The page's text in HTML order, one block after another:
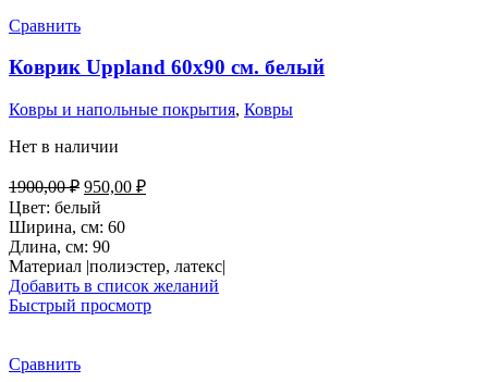
Сравнить
Коврик Uppland 60х90 см. белый
Ковры и напольные покрытия, Ковры
Нет в наличии
1900,00₽ Первоначальная
цена
составляла
1900,00 ₽.
950,00 ₽Текущая
Цвет: белый
Ширина, см: 60
Длина, см: 90
Материал |полиэстер, латекс|
Добавить в список желаний
Быстрый просмотр
Сравнить